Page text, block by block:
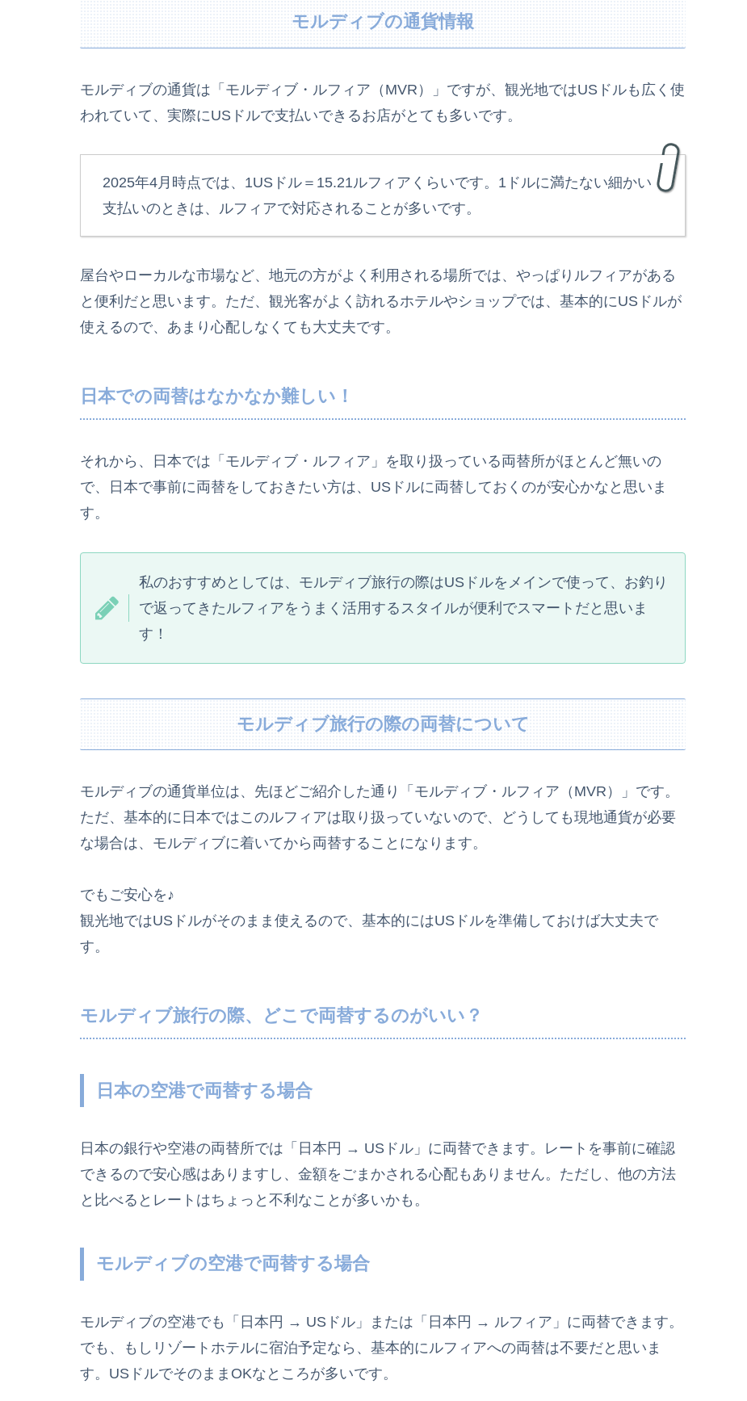
モルディブの通貨情報
モルディブの通貨は「モルディブ・ルフィア（MVR）」ですが、観光地ではUSドルも広く使
われていて、実際にUSドルで支払いできるお店がとても多いです。
2025年4月時点では、1USドル＝15.21ルフィアくらいです。1ドルに満たない細かい
支払いのときは、ルフィアで対応されることが多いです。
屋台やローカルな市場など、地元の方がよく利用される場所では、やっぱりルフィアがある
と便利だと思います。ただ、観光客がよく訪れるホテルやショップでは、基本的にUSドルが
使えるので、あまり心配しなくても大丈夫です。
日本での両替はなかなか難しい！
それから、日本では「モルディブ・ルフィア」を取り扱っている両替所がほとんど無いの
で、日本で事前に両替をしておきたい方は、USドルに両替しておくのが安心かなと思いま
す。
私のおすすめとしては、モルディブ旅行の際はUSドルをメインで使って、お釣り
で返ってきたルフィアをうまく活用するスタイルが便利でスマートだと思いま
す！
モルディブ旅行の際の両替について
モルディブの通貨単位は、先ほどご紹介した通り「モルディブ・ルフィア（MVR）」です。
ただ、基本的に日本ではこのルフィアは取り扱っていないので、どうしても現地通貨が必要
な場合は、モルディブに着いてから両替することになります。
でもご安心を♪
観光地ではUSドルがそのまま使えるので、基本的にはUSドルを準備しておけば大丈夫で
す。
モルディブ旅行の際、どこで両替するのがいい？
日本の空港で両替する場合
日本の銀行や空港の両替所では「日本円 → USドル」に両替できます。レートを事前に確認
できるので安心感はありますし、金額をごまかされる心配もありません。ただし、他の方法
と比べるとレートはちょっと不利なことが多いかも。
モルディブの空港で両替する場合
モルディブの空港でも「日本円 → USドル」または「日本円 → ルフィア」に両替できます。
でも、もしリゾートホテルに宿泊予定なら、基本的にルフィアへの両替は不要だと思いま
す。USドルでそのままOKなところが多いです。